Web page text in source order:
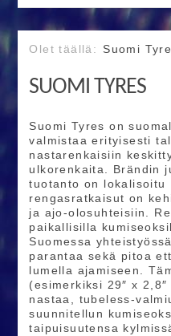
Suomi
SUOMI TYRES
Suomi Tyres on
valmistaa erityisesti
nastarenkaisiin
ulkorenkaita. Brändin
tuotanto on lokalisoitu
rengasratkaisut on
ja ajo‑olosuhteisiin.
paikallisilla
Suomessa
parantaa sekä pitoa
lumella ajamiseen.
(esimerkiksi 29″ x
nastaa,
suunnitellun
taipuisuutensa